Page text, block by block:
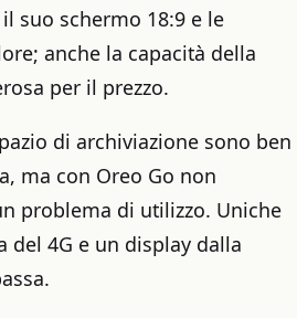
suo schermo 18:9 e le
anche la capacità della
per il prezzo.
di archiviazione sono ben
ma con Oreo Go non
problema di utilizzo. Uniche
del 4G e un display dalla